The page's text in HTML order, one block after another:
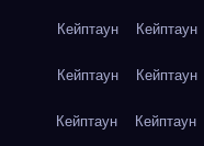
Кейптаун Кейптаун
Кейптаун Кейптаун
Кейптаун Кейптаун